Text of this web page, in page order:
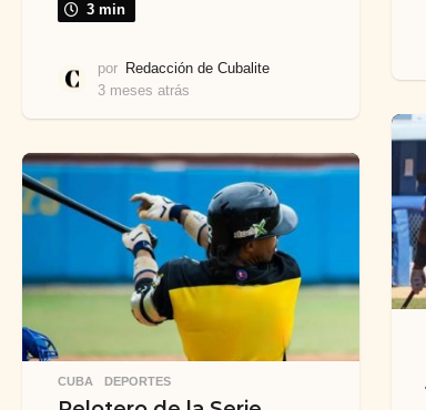
3 min
por Redacción de Cubalite
3 meses atrás
s
e
a
t
r
á
s
CUBA ,DEPORTES